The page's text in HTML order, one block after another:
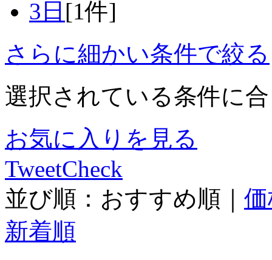
3日 [1件]
さらに細かい条件で絞る
選択されている条件に
お気に入りを見る
TweetCheck
並び順： おすすめ順
新着順